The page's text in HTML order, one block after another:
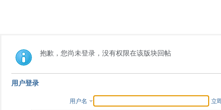
抱歉，您尚未登录，没有权限在该版块回帖
用户登录
用户名 立